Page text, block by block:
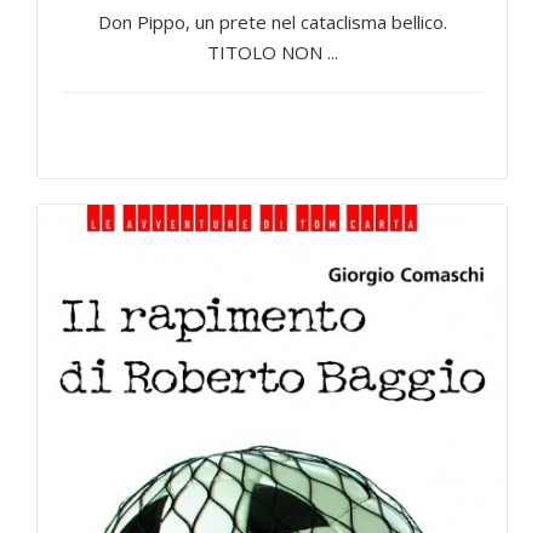
Don Pippo, un prete nel cataclisma bellico.
TITOLO NON ...